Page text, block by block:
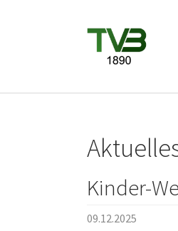
Kinder-
09.12.2025